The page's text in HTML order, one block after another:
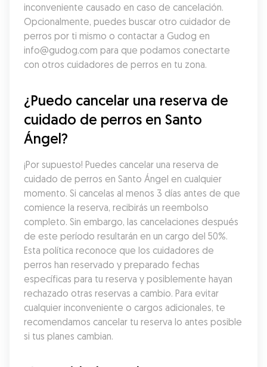
inconveniente causado en caso de cancelación.
Opcionalmente, puedes buscar otro cuidador de
perros por ti mismo o contactar a Gudog en
info@gudog.com para que podamos conectarte
con otros cuidadores de perros en tu zona.
¿Puedo cancelar una reserva de
cuidado de perros en Santo
Ángel?
¡Por supuesto! Puedes cancelar una reserva de
cuidado de perros en Santo Ángel en cualquier
momento. Si cancelas al menos 3 días antes de que
comience la reserva, recibirás un reembolso
completo. Sin embargo, las cancelaciones después
de este período resultarán en un cargo del 50%.
Esta política reconoce que los cuidadores de
perros han reservado y preparado fechas
específicas para tu reserva y posiblemente hayan
rechazado otras reservas a cambio. Para evitar
cualquier inconveniente o cargos adicionales, te
recomendamos cancelar tu reserva lo antes posible
si tus planes cambian.